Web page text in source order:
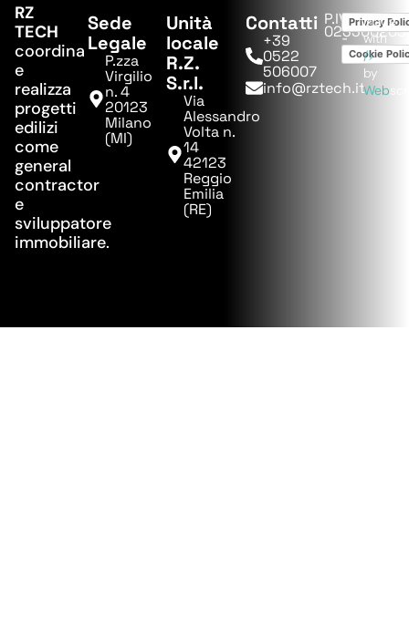
RZ
TECH
coordina
e
realizza
progetti
edilizi
come
general
contractor
e
sviluppatore
immobiliare.
Sede
Legale
P.zza
Virgilio
n. 4
20123
Milano
(MI)
Unità
locale
R.Z.
S.r.l.
Via
Alessandro
Volta n.
14
42123
Reggio
Emilia
(RE)
Contatti
+39
0522
506007
info@rztech.it
P.IVA:Privacy
-
Cookie
Made
with
/>
by
Web